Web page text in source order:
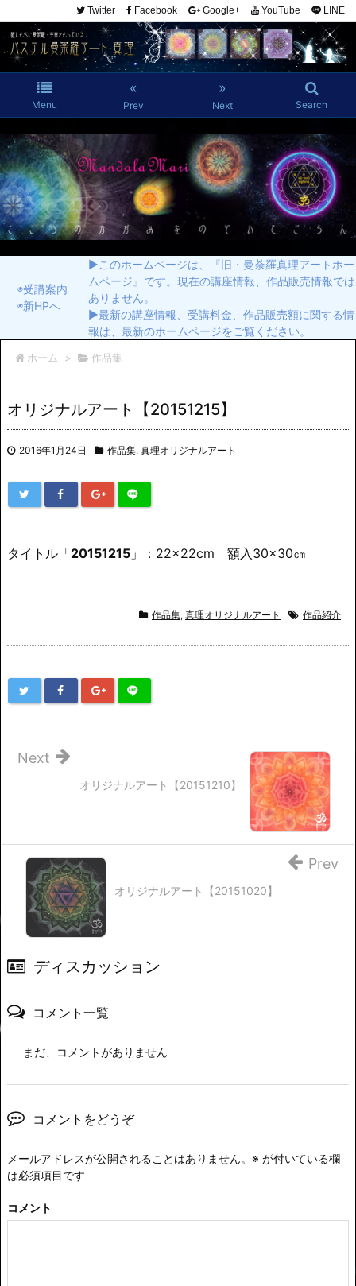
Menu
«
Prev
»
Next Search
Twitter Facebook Google+ YouTube LINE
◉受講案内
◉新HPへ
▶︎このホームページは、『旧・曼荼羅真理アートホー
ムページ』です。現在の講座情報、作品販売情報では
ありません。
▶︎最新の講座情報、受講料金、作品販売額に関する情
報は、最新のホームページをご覧ください。
ホーム > 作品集
オリジナルアート【20151215】
2016年1月24日 作品集, 真理オリジナルアート
タイトル「20151215 」：22×22cm 額入30×30㎝
作品集, 真理オリジナルアート 作品紹介
オリジナルアート【20151210】
Next
オリジナルアート【20151020】
Prev
ディスカッション
コメント一覧
まだ、コメントがありません
コメントをどうぞ
メールアドレスが公開されることはありません。 ※ が付いている欄
は必須項目です
コメント